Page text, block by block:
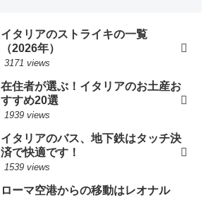
イタリアのストライキの一覧
（2026年）
3171 views
在住者が選ぶ！イタリアのお土産お
すすめ20選
1939 views
イタリアのバス、地下鉄はタッチ決
済で快適です！
1539 views
ローマ空港からの移動はレオナル